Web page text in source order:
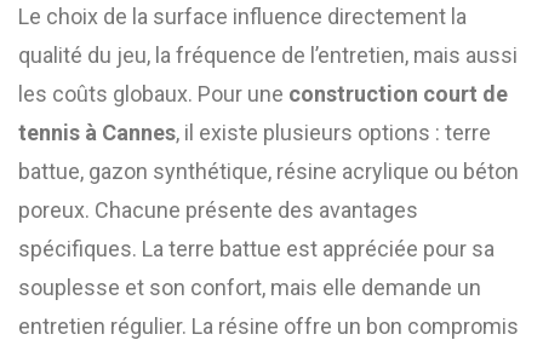
Le choix de la surface influence directement la
qualité du jeu, la fréquence de l’entretien, mais aussi
les coûts globaux. Pour une construction court de
tennis à Cannes, il existe plusieurs options : terre
battue, gazon synthétique, résine acrylique ou béton
poreux. Chacune présente des avantages
spécifiques. La terre battue est appréciée pour sa
souplesse et son confort, mais elle demande un
entretien régulier. La résine offre un bon compromis